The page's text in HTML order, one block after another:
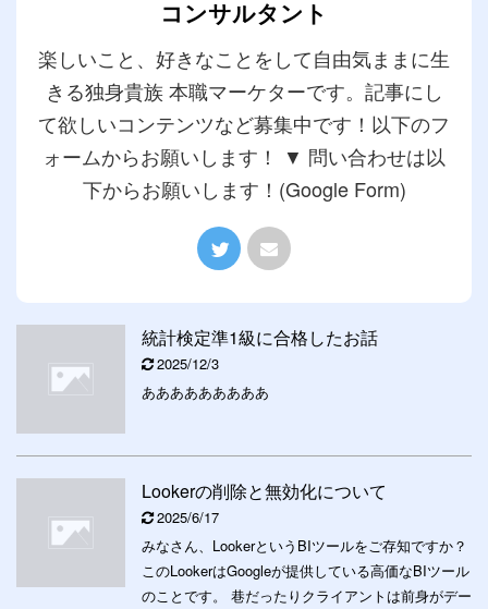
コンサルタント
楽しいこと、好きなことをして自由気ままに生
きる独身貴族 本職マーケターです。記事にし
て欲しいコンテンツなど募集中です！以下のフ
ォームからお願いします！ ▼ 問い合わせは以
下からお願いします！(Google Form)
統計検定準1級に合格したお話
2025/12/3
あああああああああ
Lookerの削除と無効化について
2025/6/17
みなさん、LookerというBIツールをご存知ですか？
このLookerはGoogleが提供している高価なBIツール
のことです。 巷だったりクライアントは前身がデー